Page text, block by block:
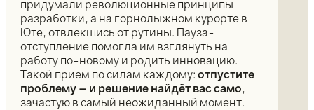
придумали революционные принципы
разработки, а на горнолыжном курорте в
Юте, отвлекшись от рутины. Пауза-
отступление помогла им взглянуть на
работу по-новому и родить инновацию.
Такой прием по силам каждому: отпустите
проблему – и решение найдёт вас само,
зачастую в самый неожиданный момент.